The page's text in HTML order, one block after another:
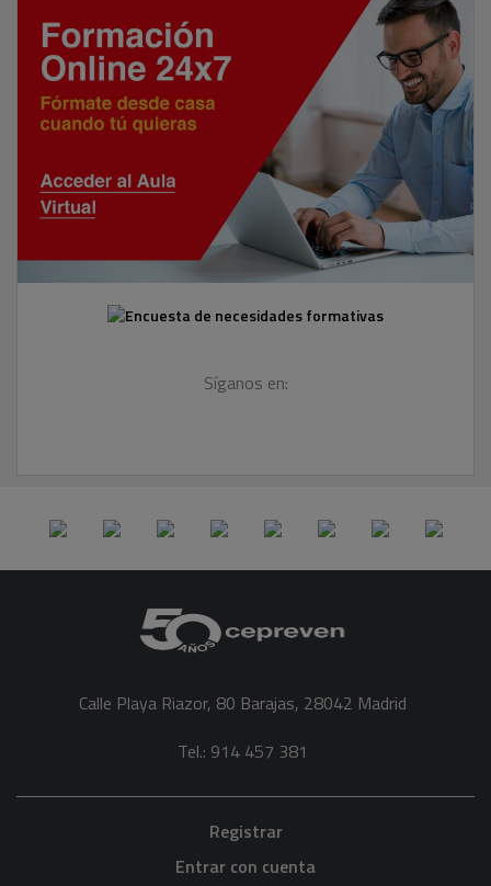
Síganos en:
Calle Playa Riazor, 80 Barajas, 28042 Madrid
Tel.: 914 457 381
Registrar
Entrar con cuenta